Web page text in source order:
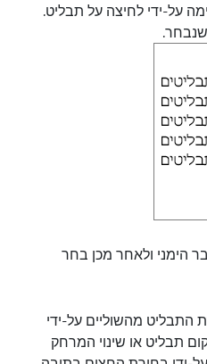
על-ידי לחיצה על תבליט.
הימני ולאחר מכן בחר
מהשוליים על-ידי
תבליט או שינוי המרחק